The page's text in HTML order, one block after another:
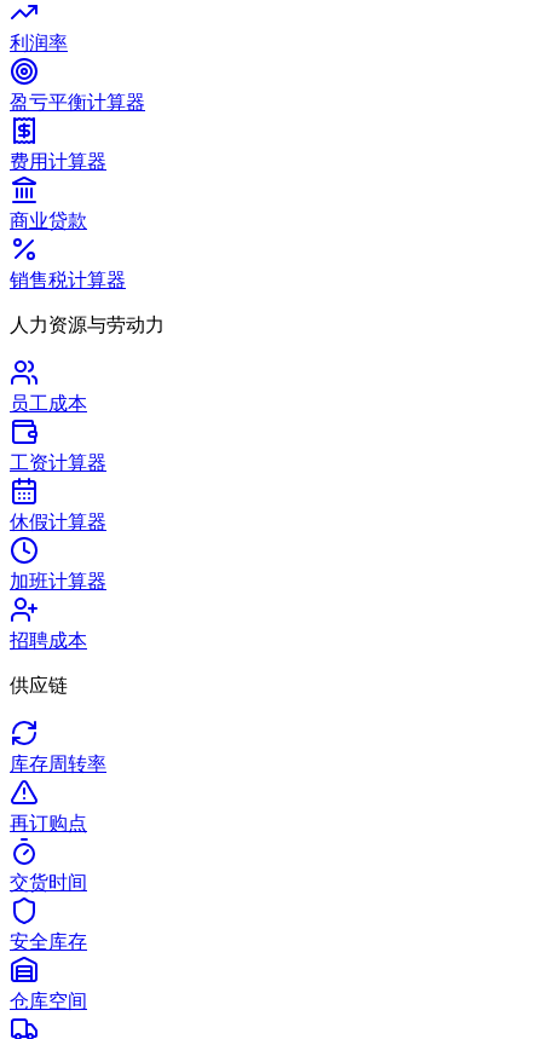
利润率
盈亏平衡计算器
费用计算器
商业贷款
销售税计算器
人力资源与劳动力
员工成本
工资计算器
休假计算器
加班计算器
招聘成本
供应链
库存周转率
再订购点
交货时间
安全库存
仓库空间